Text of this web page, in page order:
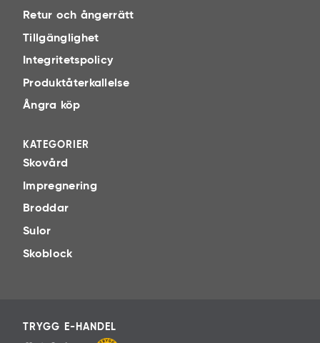
Retur och ångerrätt
Tillgänglighet
Integritetspolicy
Produktåterkallelse
Ångra köp
KATEGORIER
Skovård
Impregnering
Broddar
Sulor
Skoblock
TRYGG E-HANDEL